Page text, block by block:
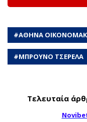
#ΑΘΗΝΑ
#ΜΠΡΟΥΝΟ ΤΣΕΡΕΛΑ
Τελευταία